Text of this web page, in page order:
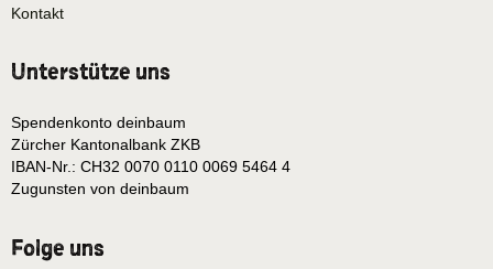
Kontakt
Unterstütze uns
Spendenkonto deinbaum
Zürcher Kantonalbank ZKB
IBAN-Nr.: CH32 0070 0110 0069 5464 4
Zugunsten von deinbaum
Folge uns